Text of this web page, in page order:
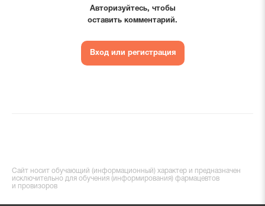
Авторизуйтесь, чтобы
оставить комментарий.
Вход или регистрация
Сайт носит обучающий (информационный) характер и предназначен
исключительно для обучения (информирования) фармацевтов
и провизоров